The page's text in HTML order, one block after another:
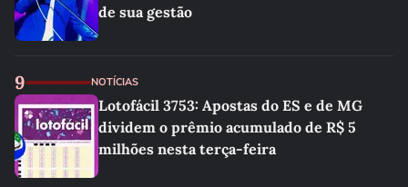
de sua gestão
9 NOTÍCIAS
Lotofácil 3753: Apostas do ES e de MG
dividem o prêmio acumulado de R$ 5
milhões nesta terça-feira